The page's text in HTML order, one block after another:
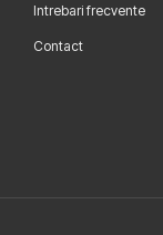
Intrebari frecvente
Contact